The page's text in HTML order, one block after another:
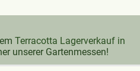
Terracotta Lagerverkauf in
unserer Gartenmessen!